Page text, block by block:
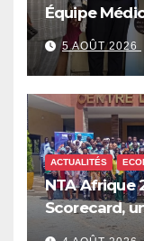
Équipe
5 AOÛT 2026
ACTUALITÉS
NTA Afrique
Scorecard,
les